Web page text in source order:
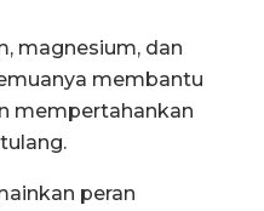
magnesium, dan
membantu
mempertahankan
peran